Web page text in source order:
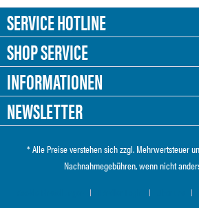
SERVICE HOTLINE
SHOP SERVICE
INFORMATIONEN
NEWSLETTER
* Alle Preise verstehen sich zzgl. Mehrwertsteuer
Nachnahmegebühren, wenn nicht